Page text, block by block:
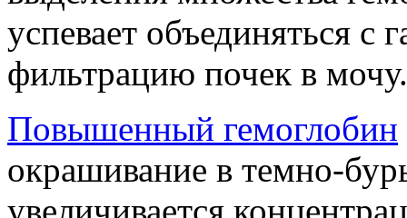
успевает объединяться с
фильтрацию почек в мочу.
Повышенный гемоглобин
окрашивание в темно-
увеличивается